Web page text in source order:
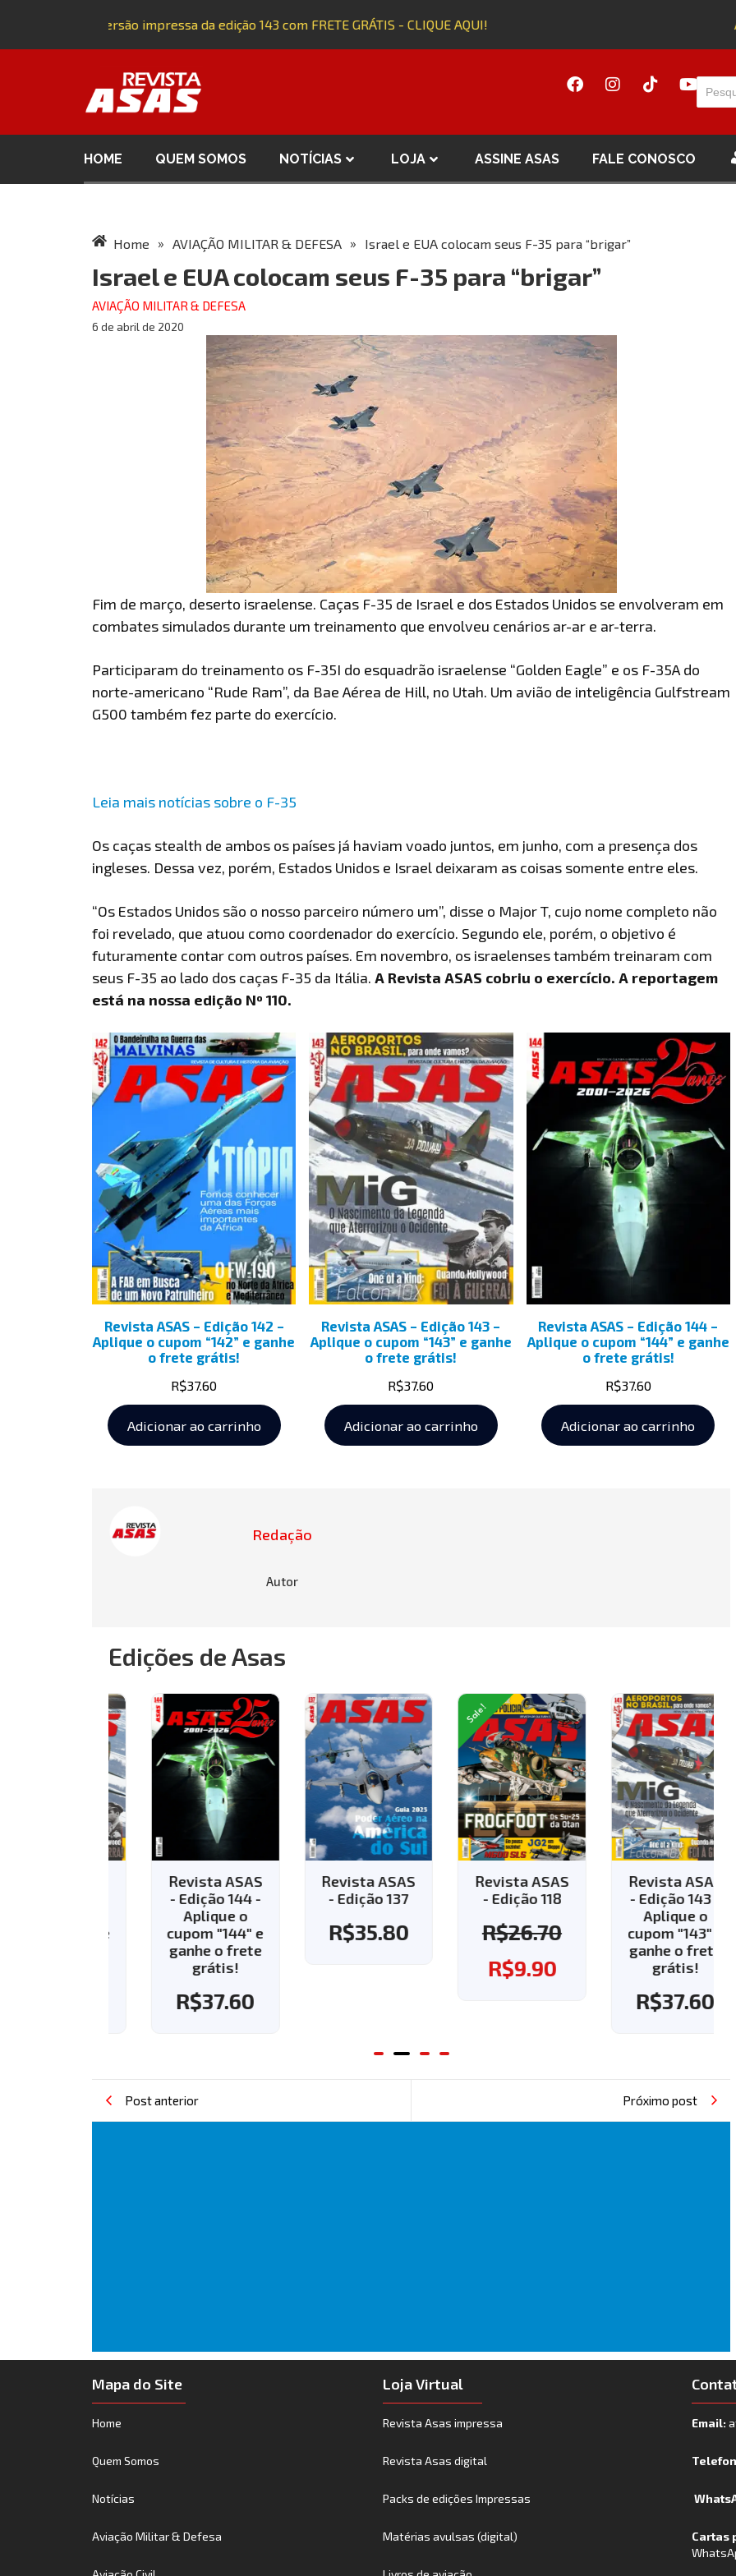
Adquira a versão impressa da edição 143 com FRETE GRÁTIS - CLIQUE AQUI!
HOME QUEM SOMOS NOTÍCIAS LOJA ASSINE ASAS FALE CONOSCO
Home » AVIAÇÃO MILITAR & DEFESA » Israel e EUA colocam seus F-35 para “brigar”
Israel e EUA colocam seus F-35 para “brigar”
AVIAÇÃO MILITAR & DEFESA
6 de abril de 2020
Fim de março, deserto israelense. Caças F-35 de Israel e dos Estados Unidos se envolveram em
combates simulados durante um treinamento que envolveu cenários ar-ar e ar-terra.
Participaram do treinamento os F-35I do esquadrão israelense “Golden Eagle” e os F-35A do
norte-americano “Rude Ram”, da Bae Aérea de Hill, no Utah. Um avião de inteligência Gulfstream
G500 também fez parte do exercício.
Leia mais notícias sobre o F-35
Os caças stealth de ambos os países já haviam voado juntos, em junho, com a presença dos
ingleses. Dessa vez, porém, Estados Unidos e Israel deixaram as coisas somente entre eles.
“Os Estados Unidos são o nosso parceiro número um”, disse o Major T, cujo nome completo não
foi revelado, que atuou como coordenador do exercício. Segundo ele, porém, o objetivo é
futuramente contar com outros países. Em novembro, os israelenses também treinaram com
seus F-35 ao lado dos caças F-35 da Itália. A Revista ASAS cobriu o exercício. A reportagem
está na nossa edição Nº 110.
Revista ASAS – Edição 142 –
Aplique o cupom “142” e ganhe
o frete grátis!
R$37.60
Adicionar ao carrinho
Revista ASAS – Edição 143 –
Aplique o cupom “143” e ganhe
o frete grátis!
R$37.60
Adicionar ao carrinho
Revista ASAS – Edição 144 –
Aplique o cupom “144” e ganhe
o frete grátis!
R$37.60
Adicionar ao carrinho
Redação
Autor
Edições de Asas
Revista ASAS
- Edição 144 -
Aplique o
cupom "144" e
ganhe o frete
grátis!
37.60
Revista ASAS
- Edição 137
35.80
Revista ASAS
- Edição 118
26.70
9.90
Revista ASAS
- Edição 143 -
Aplique o
cupom "143" e
ganhe o frete
grátis!
37.60
Post anterior Próximo post
Mapa do Site
Home
Quem Somos
Notícias
Aviação Militar & Defesa
Loja Virtual
Revista Asas impressa
Revista Asas digital
Packs de edições Impressas
Matérias avulsas (digital)
Email:
Cartas